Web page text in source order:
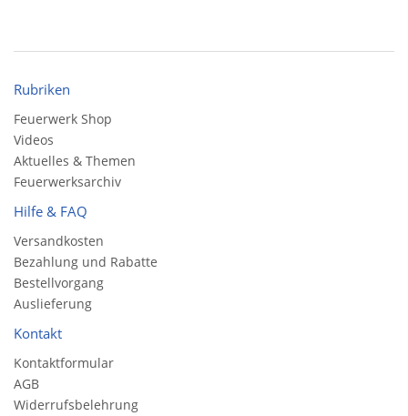
Rubriken
Feuerwerk Shop
Videos
Aktuelles & Themen
Feuerwerksarchiv
Hilfe & FAQ
Versandkosten
Bezahlung und Rabatte
Bestellvorgang
Auslieferung
Kontakt
Kontaktformular
AGB
Widerrufsbelehrung